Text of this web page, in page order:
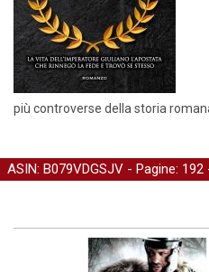
più controverse della storia
ASIN: B079VDGSJV - Pagine: 192